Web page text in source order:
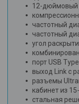
12-дюймовый
частотный
частотный
угол
порт USB
выход Link с
разъемы
кабинет из
стальная